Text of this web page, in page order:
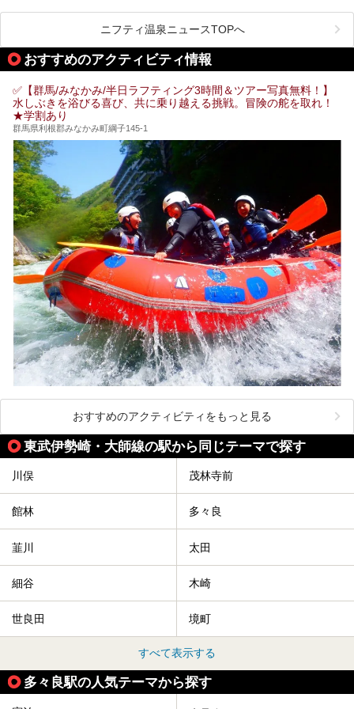
観光客で賑わう人気温泉地です。
「中生館」は四万温泉最奥に位置し、秘境感漂う老舗宿。泉
質の良さ(特に美人湯効果)に定評があり、知る人ぞ知る穴場
的存在です。今回は筆者自ら宿泊し、自慢の温泉をはじめ食
事・客室・共有スペースなど、宿の全貌を徹底紹介します。
ニフティ温泉ニュースTOPへ
おすすめのアクティビティ情報
✅【群馬/みなかみ/半日ラフティング3時間＆ツアー写真無料！】
水しぶきを浴びる喜び、共に乗り越える挑戦。冒険の舵を取れ！
★学割あり
群馬県利根郡みなかみ町綱子145-1
おすすめのアクティビティをもっと見る
東武伊勢崎・大師線の駅から同じテーマで探す
川俣 茂林寺前
館林 多々良
韮川 太田
細谷 木崎
世良田 境町
すべて表示する
多々良駅の人気テーマから探す